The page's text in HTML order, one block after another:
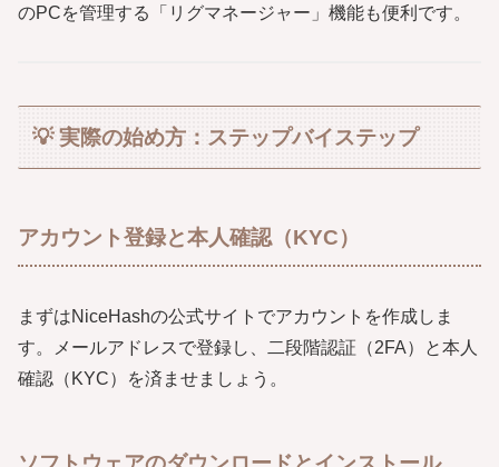
のPCを管理する「リグマネージャー」機能も便利です。
💡 実際の始め方：ステップバイステップ
アカウント登録と本人確認（KYC）
まずはNiceHashの公式サイトでアカウントを作成しま
す。メールアドレスで登録し、二段階認証（2FA）と本人
確認（KYC）を済ませましょう。